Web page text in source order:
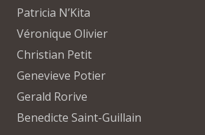
Patricia N’Kita
Véronique Olivier
Christian Petit
Genevieve Potier
Gerald Rorive
Benedicte Saint-Guillain